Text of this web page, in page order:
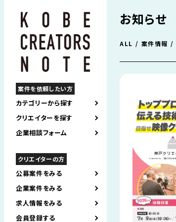
案件を依頼したい方
カテゴリーから探す
クリエイターを探す
企業相談フォーム
クリエイターの方
公募案件をみる
企業案件をみる
求人情報をみる
会員登録する
お知らせ
ALL 案件情報